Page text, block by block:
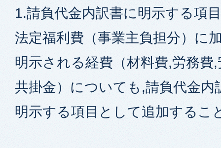
1.請負代金内訳書に明示する項
法定福利費（事業主負担分）に
明示される経費（材料費,労務費
共掛金）についても,請負代金内
明示する項目として追加するこ